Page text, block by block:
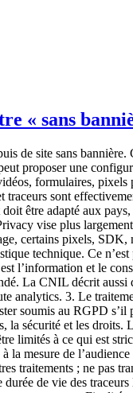
« sans
bord multi-sites peut agréger des indicateurs sans imposer un identifiant transversal. La checklist avant toute promesse « sans bannière » 1. Inventorier tous les composants du site Ne commencez pas par l’outil analytics. Commencez par le site complet :analytics ; gestionnaire de tags ; vidéos intégrées ; cartes ; chat et support ; formulaires ; anti-fraude ; A/B testing ; session replay ; publicité ; réseaux sociaux ; CDN et sécurité ; scripts des partenaires ; SDK mobiles éventuels.Réalisez un audit des traceurs avant et après chaque choix de consentement. Testez plusieurs pages et parcours. Une analytics stricte ne neutralise pas un pixel publicitaire chargé ailleurs. 2. Décrire les finalités réelles Pour chaque composant, écrivez ce qu’il permet réellement :statistiques agrégées de fréquentation ; analyse de campagne ; personnalisation ; publicité ; sécurité ; enregistrement d’interactions ; assistance ; expérimentation produit.Évitez la catégorie unique « amélioration du service ». Elle est trop large pour